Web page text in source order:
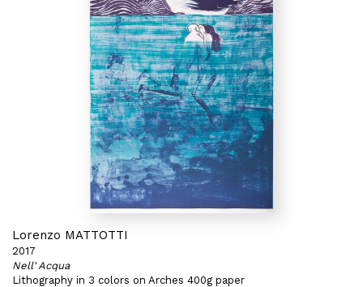
Lorenzo MATTOTTI
2017
Nell' Acqua
Lithography in 3 colors on Arches 400g paper